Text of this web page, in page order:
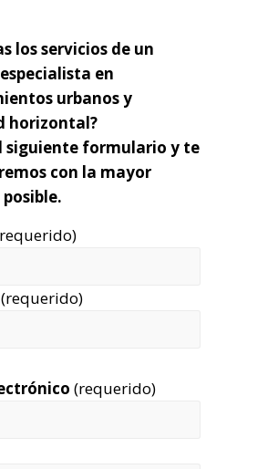
los servicios de un
en
urbanos y
horizontal?
siguiente formulario y te
con la mayor
(requerido)
(requerido)